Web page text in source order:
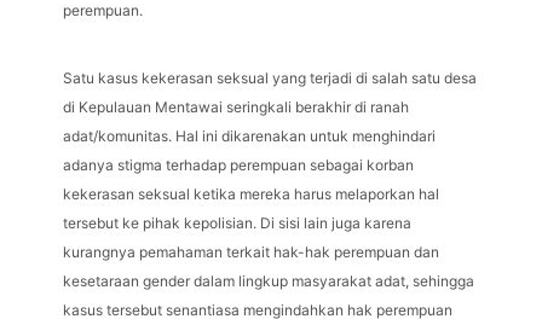
perempuan.
Satu kasus kekerasan seksual yang terjadi di salah satu desa
di Kepulauan Mentawai seringkali berakhir di ranah
adat/komunitas. Hal ini dikarenakan untuk menghindari
adanya stigma terhadap perempuan sebagai korban
kekerasan seksual ketika mereka harus melaporkan hal
tersebut ke pihak kepolisian. Di sisi lain juga karena
kurangnya pemahaman terkait hak-hak perempuan dan
kesetaraan gender dalam lingkup masyarakat adat, sehingga
kasus tersebut senantiasa mengindahkan hak perempuan